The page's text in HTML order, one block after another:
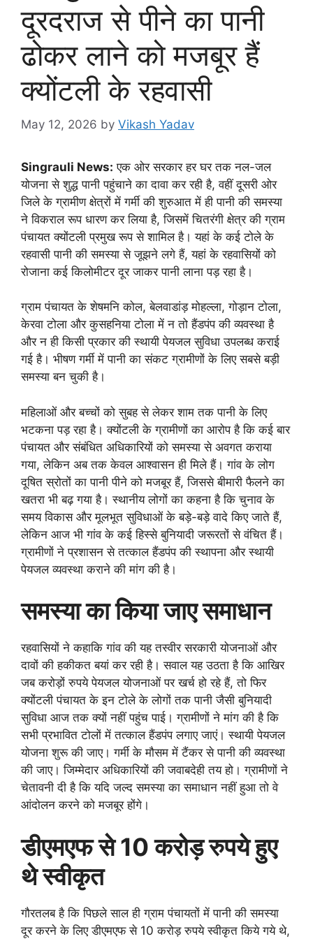
दूरदराज से पीने का पानी
ढोकर लाने को मजबूर हैं
क्योंटली के रहवासी
May 12, 2026 by Vikash Yadav
Singrauli News: एक ओर सरकार हर घर तक नल-जल
योजना से शुद्ध पानी पहुंचाने का दावा कर रही है, वहीं दूसरी ओर
जिले के ग्रामीण क्षेत्रों में गर्मी की शुरुआत में ही पानी की समस्या
ने विकराल रूप धारण कर लिया है, जिसमें चितरंगी क्षेत्र की ग्राम
पंचायत क्योंटली प्रमुख रूप से शामिल है। यहां के कई टोले के
रहवासी पानी की समस्या से जूझने लगे हैं, यहां के रहवासियों को
रोजाना कई किलोमीटर दूर जाकर पानी लाना पड़ रहा है।
ग्राम पंचायत के शेषमनि कोल, बेलवाडांड़ मोहल्ला, गोड़ान टोला,
केरवा टोला और कुसहनिया टोला में न तो हैंडपंप की व्यवस्था है
और न ही किसी प्रकार की स्थायी पेयजल सुविधा उपलब्ध कराई
गई है। भीषण गर्मी में पानी का संकट ग्रामीणों के लिए सबसे बड़ी
समस्या बन चुकी है।
महिलाओं और बच्चों को सुबह से लेकर शाम तक पानी के लिए
भटकना पड़ रहा है। क्योंटली के ग्रामीणों का आरोप है कि कई बार
पंचायत और संबंधित अधिकारियों को समस्या से अवगत कराया
गया, लेकिन अब तक केवल आश्वासन ही मिले हैं। गांव के लोग
दूषित स्रोतों का पानी पीने को मजबूर हैं, जिससे बीमारी फैलने का
खतरा भी बढ़ गया है। स्थानीय लोगों का कहना है कि चुनाव के
समय विकास और मूलभूत सुविधाओं के बड़े-बड़े वादे किए जाते हैं,
लेकिन आज भी गांव के कई हिस्से बुनियादी जरूरतों से वंचित हैं।
ग्रामीणों ने प्रशासन से तत्काल हैंडपंप की स्थापना और स्थायी
पेयजल व्यवस्था कराने की मांग की है।
समस्या का किया जाए समाधान
रहवासियों ने कहाकि गांव की यह तस्वीर सरकारी योजनाओं और
दावों की हकीकत बयां कर रही है। सवाल यह उठता है कि आखिर
जब करोड़ों रुपये पेयजल योजनाओं पर खर्च हो रहे हैं, तो फिर
क्योंटली पंचायत के इन टोले के लोगों तक पानी जैसी बुनियादी
सुविधा आज तक क्यों नहीं पहुंच पाई। ग्रामीणों ने मांग की है कि
सभी प्रभावित टोलों में तत्काल हैंडपंप लगाए जाएं। स्थायी पेयजल
योजना शुरू की जाए। गर्मी के मौसम में टैंकर से पानी की व्यवस्था
की जाए। जिम्मेदार अधिकारियों की जवाबदेही तय हो। ग्रामीणों ने
चेतावनी दी है कि यदि जल्द समस्या का समाधान नहीं हुआ तो वे
आंदोलन करने को मजबूर होंगे।
डीएमएफ से 10 करोड़ रुपये हुए
थे स्वीकृत
गौरतलब है कि पिछले साल ही ग्राम पंचायतों में पानी की समस्या
दूर करने के लिए डीएमएफ से 10 करोड़ रुपये स्वीकृत किये गये थे,